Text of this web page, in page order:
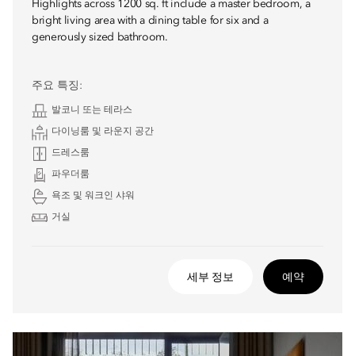
Highlights across 1200 sq. ft include a master bedroom, a
bright living area with a dining table for six and a
generously sized bathroom.
주요 특징:
발코니 또는 테라스
다이닝룸 및 라운지 공간
드레스룸
파우더룸
욕조 및 워크인 샤워
거실
세부 정보 예약